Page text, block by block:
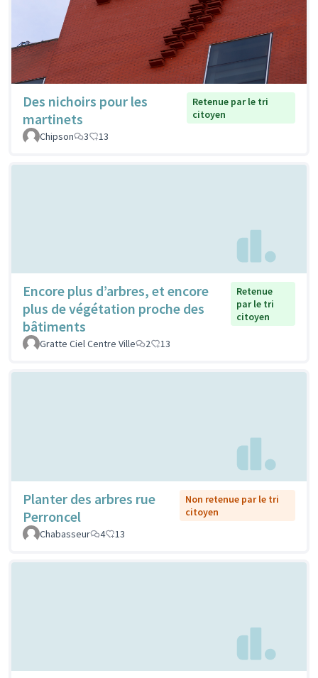
Des nichoirs pour les
martinets
Retenue par le tri
citoyen
Chipson
3 13
Encore plus d’arbres, et encore
plus de végétation proche des
bâtiments
Retenue
par le tri
citoyen
Gratte Ciel Centre Ville 2 13
Planter des arbres rue
Perroncel
Non retenue par le tri
citoyen
Chabasseur
4 13